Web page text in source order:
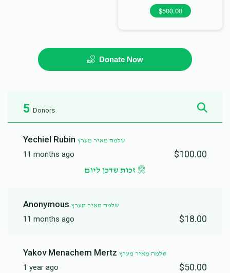
$500.00
Donate Now
5 Donors
Yechiel Rubin שלמה מאיר מערץ
11 months ago $100.00
זכות שדכן ליום
Anonymous שלמה מאיר מערץ
11 months ago $18.00
Yakov Menachem Mertz שלמה מאיר מערץ
1 year ago $50.00